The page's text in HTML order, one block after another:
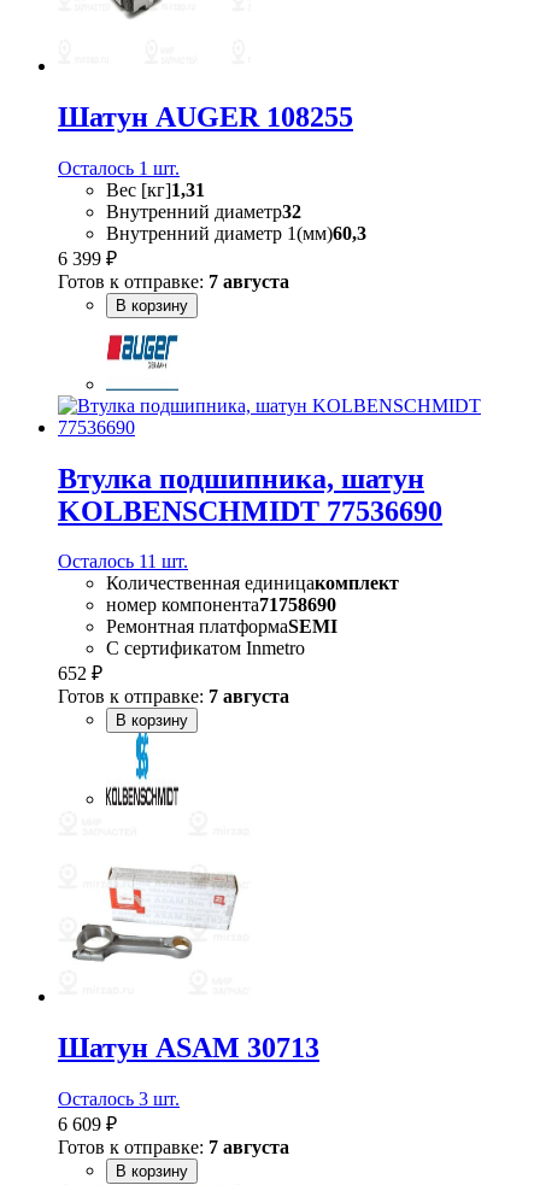
Шатун AUGER 108255
Осталось 1 шт.
Вес [кг]1,31
Внутренний диаметр32
Внутренний диаметр 1(мм)60,3
6 399 ₽
Готов к отправке: 7 августа
В корзину
Втулка подшипника, шатун
KOLBENSCHMIDT 77536690
Осталось 11 шт.
Количественная единицакомплект
номер компонента71758690
Ремонтная платформаSEMI
С сертификатом Inmetro
652 ₽
Готов к отправке: 7 августа
В корзину
Шатун ASAM 30713
Осталось 3 шт.
6 609 ₽
Готов к отправке: 7 августа
В корзину